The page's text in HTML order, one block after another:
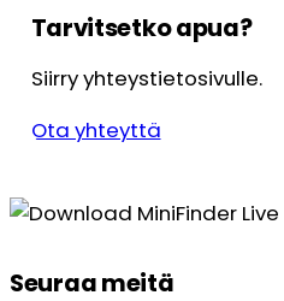
Tarvitsetko apua?
Siirry yhteystietosivulle.
Ota yhteyttä
Seuraa meitä